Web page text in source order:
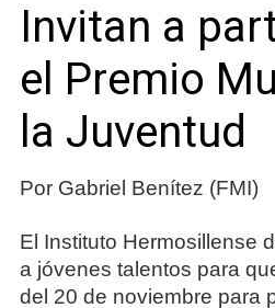
Invitan a
el Premio
la Juventud
Por Gabriel Benítez (FMI)
El Instituto Hermosillense
a jóvenes talentos para
del 20 de noviembre para